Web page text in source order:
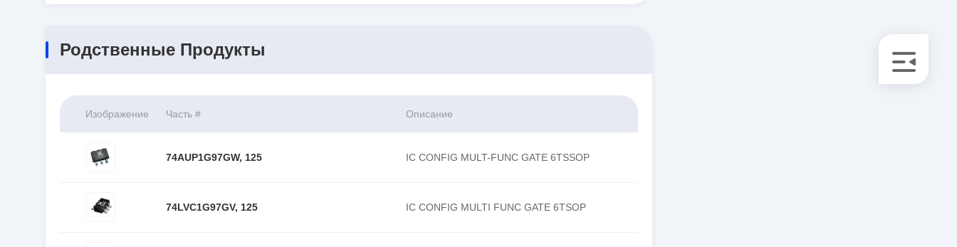
Родственные Продукты
Изображение Часть # Описание
74AUP1G97GW, 125 IC CONFIG MULT-FUNC GATE 6TSSOP
74LVC1G97GV, 125 IC CONFIG MULTI FUNC GATE 6TSOP